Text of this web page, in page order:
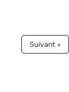
Suivant »